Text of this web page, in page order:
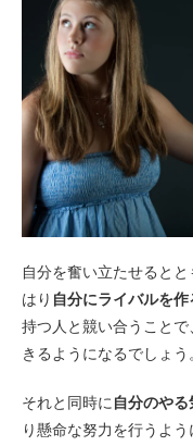
自分を奮い立たせると
はり 自分にライバルを作
持つ人と競い合うこと
きるようになるでしょう
それと同時に 自分のや
り懸命な努力を行うよ